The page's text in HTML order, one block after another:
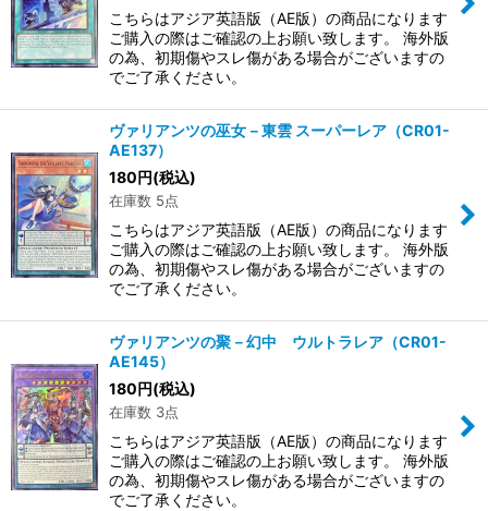
こちらはアジア英語版（AE版）の商品になります
ご購入の際はご確認の上お願い致します。 海外版
の為、初期傷やスレ傷がある場合がございますの
でご了承ください。
ヴァリアンツの巫女－東雲 スーパーレア（CR01-
AE137）
180円(税込)
在庫数 5点
こちらはアジア英語版（AE版）の商品になります
ご購入の際はご確認の上お願い致します。 海外版
の為、初期傷やスレ傷がある場合がございますの
でご了承ください。
ヴァリアンツの聚－幻中 ウルトラレア（CR01-
AE145）
180円(税込)
在庫数 3点
こちらはアジア英語版（AE版）の商品になります
ご購入の際はご確認の上お願い致します。 海外版
の為、初期傷やスレ傷がある場合がございますの
でご了承ください。